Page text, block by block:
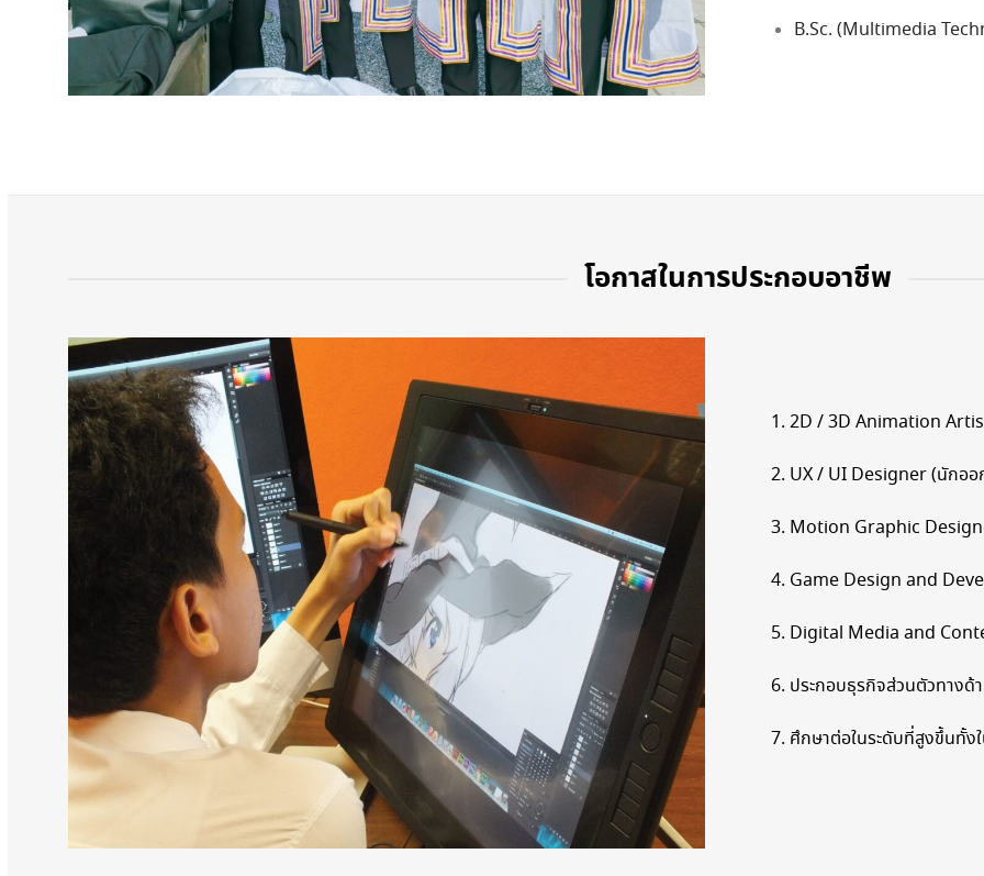
B.Sc. (Multimedia
โอกาสในการประกอบอาชีพ
1. 2D / 3D Animation
2. UX / UI Designer (นักอ
3. Motion Graphic
4. Game Design and
5. Digital Media and
6. ประกอบธุรกิจส่วนตัวทาง
7. ศึกษาต่อในระดับที่สูงขึ้นทั้งใ